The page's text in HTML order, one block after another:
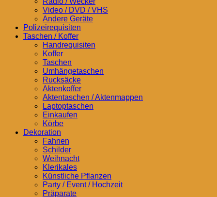
Video / DVD / VHS
Andere Geräte
Polizeirequisiten
Taschen / Koffer
Handrequisiten
Koffer
Taschen
Umhängetaschen
Rucksäcke
Aktenkoffer
Aktentaschen / Aktenmappen
Laptoptaschen
Einkaufen
Körbe
Dekoration
Fahnen
Schilder
Weihnacht
Klerikales
Künstliche Pflanzen
Party / Event / Hochzeit
Präparate